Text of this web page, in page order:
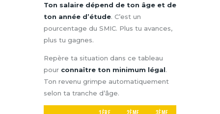
Ton salaire dépend de ton âge et de
ton année d’étude. C’est un
pourcentage du SMIC. Plus tu avances,
plus tu gagnes.
Repère ta situation dans ce tableau
pour connaître ton minimum légal.
Ton revenu grimpe automatiquement
selon ta tranche d’âge.